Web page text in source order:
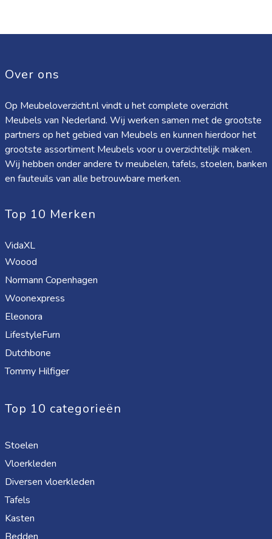
Over ons
Op Meubeloverzicht.nl vindt u het complete overzicht
Meubels van Nederland. Wij werken samen met de grootste
partners op het gebied van Meubels en kunnen hierdoor het
grootste assortiment Meubels voor u overzichtelijk maken.
Wij hebben onder andere tv meubelen, tafels, stoelen, banken
en fauteuils van alle betrouwbare merken.
Top 10 Merken
VidaXL
Woood
Normann Copenhagen
Woonexpress
Eleonora
LifestyleFurn
Dutchbone
Tommy Hilfiger
Top 10 categorieën
Stoelen
Vloerkleden
Diversen vloerkleden
Tafels
Kasten